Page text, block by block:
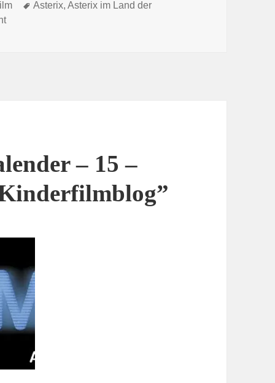
Tags
Asterix,Asterix im Land der
on „Korridor links, letzte Tür rechts“: Im Labyrinth der Asterix-
– 15 –